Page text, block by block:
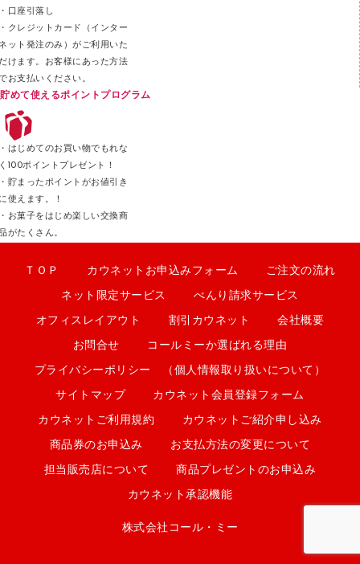
カッター
口座引落し
クレジットカード（インター
ット発注のみ）がご利用いた
けます。お客様にあった方法
お支払いください。
貯めて使えるポイントプログラム
はじめてのお買い物でもれな
100ポイントプレゼント！
貯まったポイントがお値引き
使えます。！
お菓子をはじめ楽しい交換商
がたくさん。
ＴＯＰ カウネットお申込みフォーム ご注文の流れ
ネット限定サービス べんり請求サービス
オフィスレイアウト 割引カウネット 会社概要
お問合せ コールミーか選ばれる理由
プライバシーポリシー （個人情報取り扱いについて）
サイトマップ カウネット会員登録フォーム
カウネットご利用規約 カウネットご紹介申し込み
商品券のお申込み お支払方法の変更について
担当販売店について 商品プレゼントのお申込み
カウネット承認機能
株式会社コール・ミー